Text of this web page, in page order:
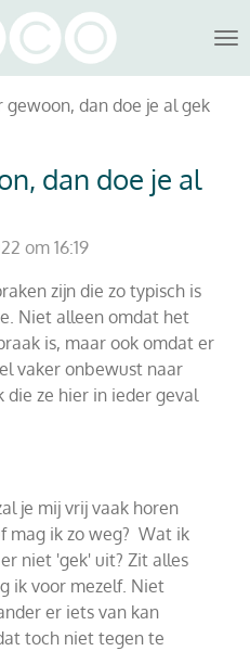
gewoon, dan doe je al gek
dan doe je al
om 16:19
zijn die zo typisch is
Niet alleen omdat het
is, maar ook omdat er
vaker onbewust naar
die ze hier in ieder geval
je mij vrij vaak horen
mag ik zo weg? Wat ik
niet 'gek' uit? Zit alles
ik voor mezelf. Niet
er iets van kan
toch niet tegen te